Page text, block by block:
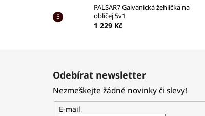
PALSAR7 Galvanická žehlička na
obličej 5v1
1 229 Kč
Z
Odebírat newsletter
Nezmeškejte žádné novinky či slevy!
E-mail